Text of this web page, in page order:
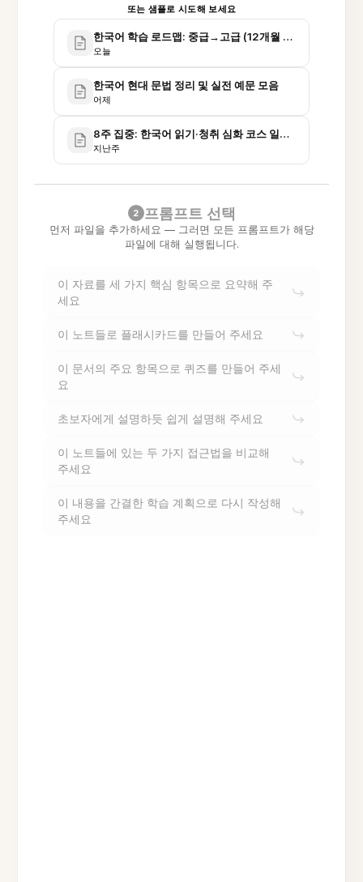
또는 샘플로 시도해 보세요
한국어 학습 로드맵: 중급→고급 (12개월 계획)
오늘
한국어 현대 문법 정리 및 실전 예문 모음
어제
8주 집중: 한국어 읽기·청취 심화 코스 일정표
지난주
2 프롬프트 선택
먼저 파일을 추가하세요 — 그러면 모든 프롬프트가 해당
파일에 대해 실행됩니다.
이 자료를 세 가지 핵심 항목으로 요약해 주
세요
이 노트들로 플래시카드를 만들어 주세요
이 문서의 주요 항목으로 퀴즈를 만들어 주세
요
초보자에게 설명하듯 쉽게 설명해 주세요
이 노트들에 있는 두 가지 접근법을 비교해
주세요
이 내용을 간결한 학습 계획으로 다시 작성해
주세요